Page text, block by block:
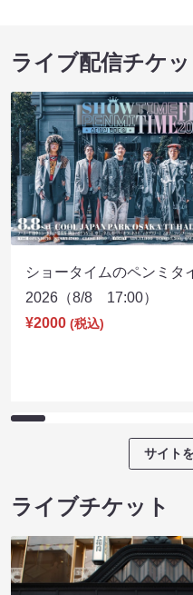
ライブ配信チケッ
ショータイムのペンミタ
2026（8/8 17:00）
¥2000 (税込)
サイト
ライブチケット